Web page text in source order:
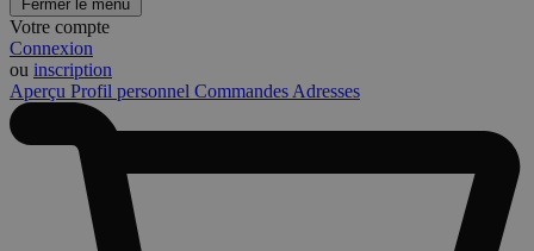
Fermer le menu
Votre compte
Connexion
ou inscription
Aperçu Profil personnel Commandes Adresses